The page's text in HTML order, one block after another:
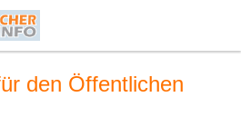
den Öffentlichen